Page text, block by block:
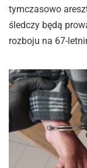
tymczasowo
śledczy będą
rozboju na 67-